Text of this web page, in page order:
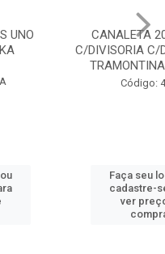
CANALETA 20X10X2M
C/DIVISORIA C/DUPLA FACE
TRAMONTINA 57300/...
Faça seu login ou
cadastre-se para